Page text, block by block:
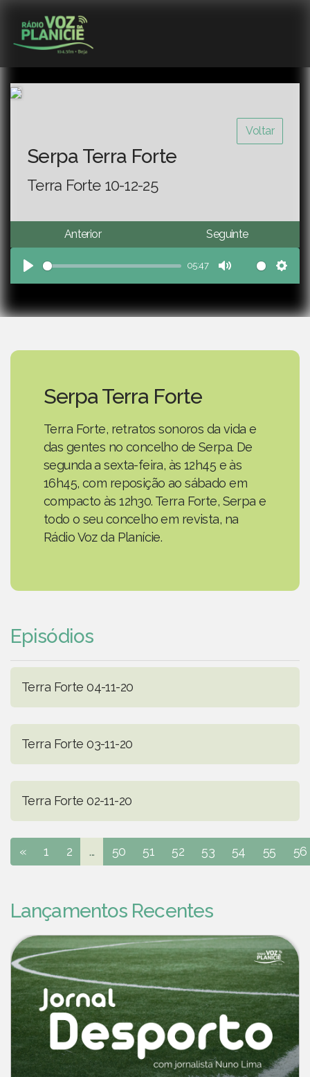
Voltar
Serpa Terra Forte
Terra Forte 10-12-25
Anterior Seguinte
Play
05:47
Mute
Serpa Terra Forte
Terra Forte, retratos sonoros da vida e
das gentes no concelho de Serpa. De
segunda a sexta-feira, às 12h45 e às
16h45, com reposição ao sábado em
compacto às 12h30. Terra Forte, Serpa e
todo o seu concelho em revista, na
Rádio Voz da Planície.
Episódios
Terra Forte 04-11-20
Terra Forte 03-11-20
Terra Forte 02-11-20
« 1 2 ... 50 51 52 53 54 55 56
Lançamentos Recentes